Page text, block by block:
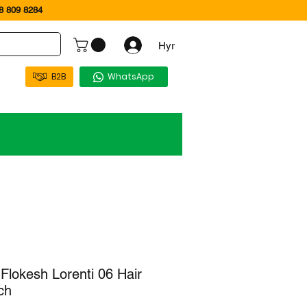
809 8284
Hyr
B2B WhatsApp
Lorenti 06 Hair